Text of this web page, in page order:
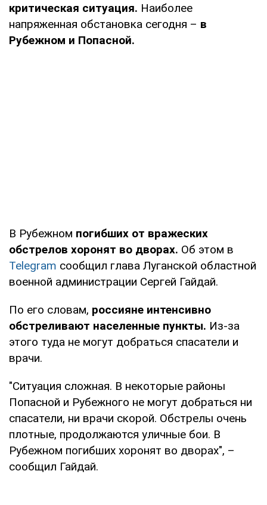
критическая ситуация. Наиболее
напряженная обстановка сегодня – в
Рубежном и Попасной.
В Рубежном погибших от вражеских
обстрелов хоронят во дворах. Об этом в
Telegram сообщил глава Луганской областной
военной администрации Сергей Гайдай.
По его словам, россияне интенсивно
обстреливают населенные пункты. Из-за
этого туда не могут добраться спасатели и
врачи.
"Ситуация сложная. В некоторые районы
Попасной и Рубежного не могут добраться ни
спасатели, ни врачи скорой. Обстрелы очень
плотные, продолжаются уличные бои. В
Рубежном погибших хоронят во дворах", –
сообщил Гайдай.